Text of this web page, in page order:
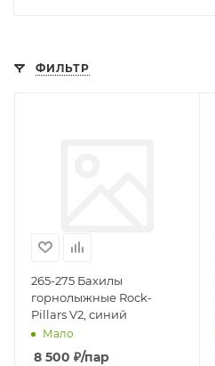
ФИЛЬТР
265-275 Бахилы
горнолыжные Rock-
Pillars V2, синий
Мало
8 500 ₽/пар